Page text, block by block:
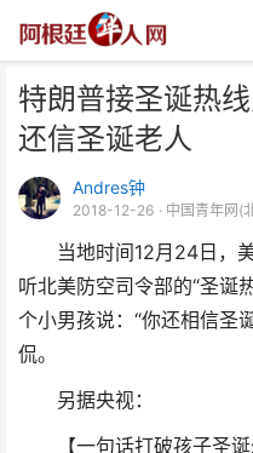
特朗普接圣诞热
还信圣诞老人
Andres钟
2018-12-26 · 中国青年网(
当地时间12月24日，美
听北美防空司令部的“圣诞
个小男孩说：“你还相信圣
侃。
另据央视：
【一句话打破孩子圣诞
特朗普接圣诞热线反
大了还信圣诞老人